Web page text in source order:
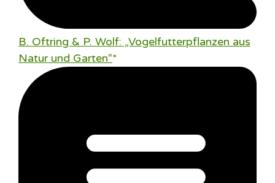
B. Oftring & P. Wolf: „Vogelfutterpflanzen aus
Natur und Garten“